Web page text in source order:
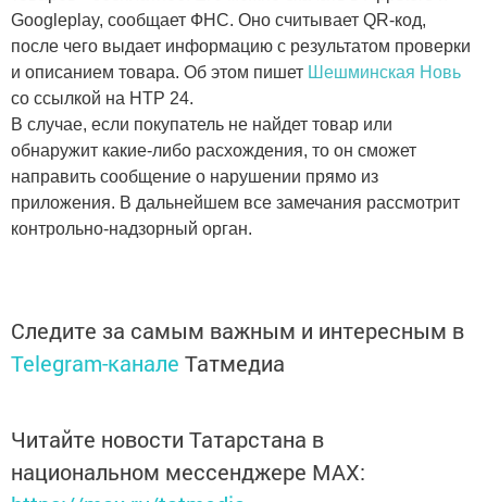
Googleplay, сообщает ФНС. Оно считывает QR-код,
после чего выдает информацию с результатом проверки
и описанием товара. Об этом пишет Шешминская Новь
со ссылкой на НТР 24.
В случае, если покупатель не найдет товар или
обнаружит какие-либо расхождения, то он сможет
направить сообщение о нарушении прямо из
приложения. В дальнейшем все замечания рассмотрит
контрольно-надзорный орган.
Следите за самым важным и интересным в
Telegram-канале Татмедиа
Читайте новости Татарстана в
национальном мессенджере MАХ: